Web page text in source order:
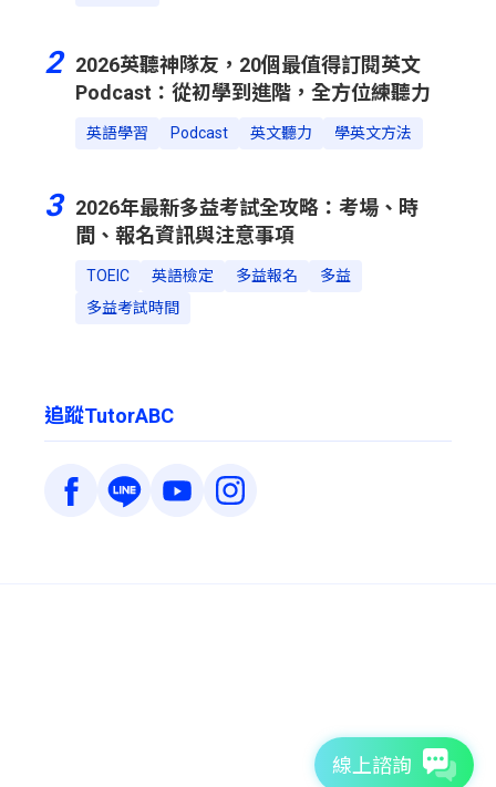
2
2026英聽神隊友，20個最值得訂閱英文
Podcast：從初學到進階，全方位練聽力
英語學習 Podcast 英文聽力 學英文方法
3
2026年最新多益考試全攻略：考場、時
間、報名資訊與注意事項
TOEIC 英語檢定 多益報名
多益
多益考試時間
追蹤TutorABC
線上諮詢